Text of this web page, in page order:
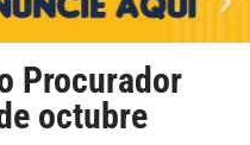
Procurador
octubre